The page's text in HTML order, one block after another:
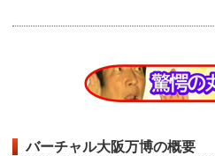
バーチャル大阪万博の概要